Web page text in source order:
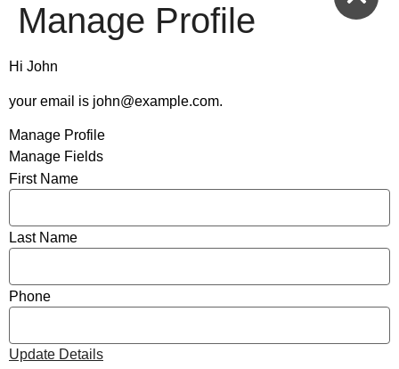
Manage Profile
Hi John
your email is john@example.com.
Manage Profile
Manage Fields
First Name
Last Name
Phone
Update Details